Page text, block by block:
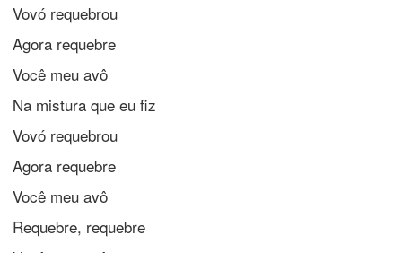
Vovó requebrou
Agora requebre
Você meu avô
Na mistura que eu fiz
Vovó requebrou
Agora requebre
Você meu avô
Requebre, requebre